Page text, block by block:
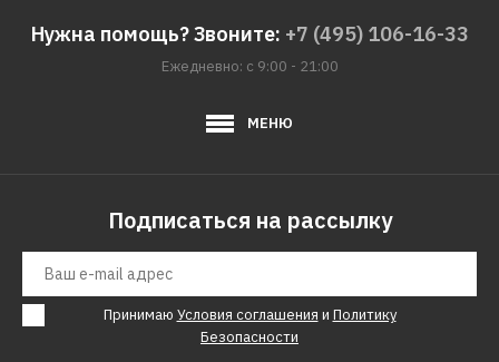
Шуруповерт PATRIOT BR
140li 180201520
REDVERG
Нужна помощь? Звоните: +7 (495) 106-16-33
Ежедневно: с 9:00 - 21:00
МЕНЮ
Подписаться на рассылку
Принимаю Условия соглашения и Политику
Безопасности